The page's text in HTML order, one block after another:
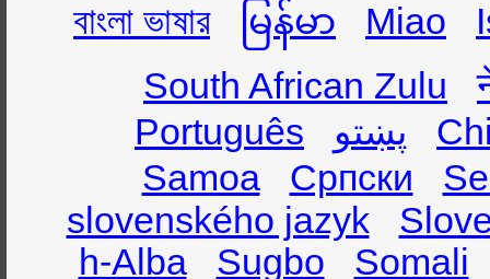
বাংলা ভাষার
မြန်မာ Miao
South African Zulu
Português
پښتو
Samoa
Српски
slovenského jazyk
h-Alba
Sugbo
Somali